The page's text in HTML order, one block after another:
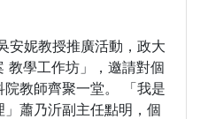
安妮教授推廣活動，政大
教學工作坊」，邀請對個
教師齊聚一堂。 「我是
蕭乃沂副主任點明，個